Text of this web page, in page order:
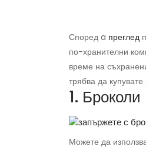
Според a преглед
по-хранителни
време на
трябва да
1. Броколи
Можете да